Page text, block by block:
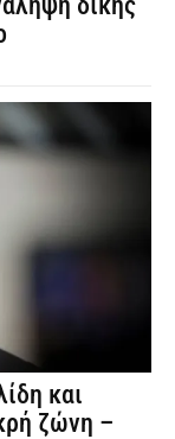
και
ζώνη –